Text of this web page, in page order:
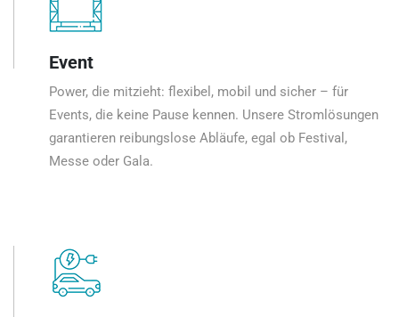
Event
Power, die mitzieht: flexibel, mobil und sicher – für
Events, die keine Pause kennen. Unsere Stromlösungen
garantieren reibungslose Abläufe, egal ob Festival,
Messe oder Gala.